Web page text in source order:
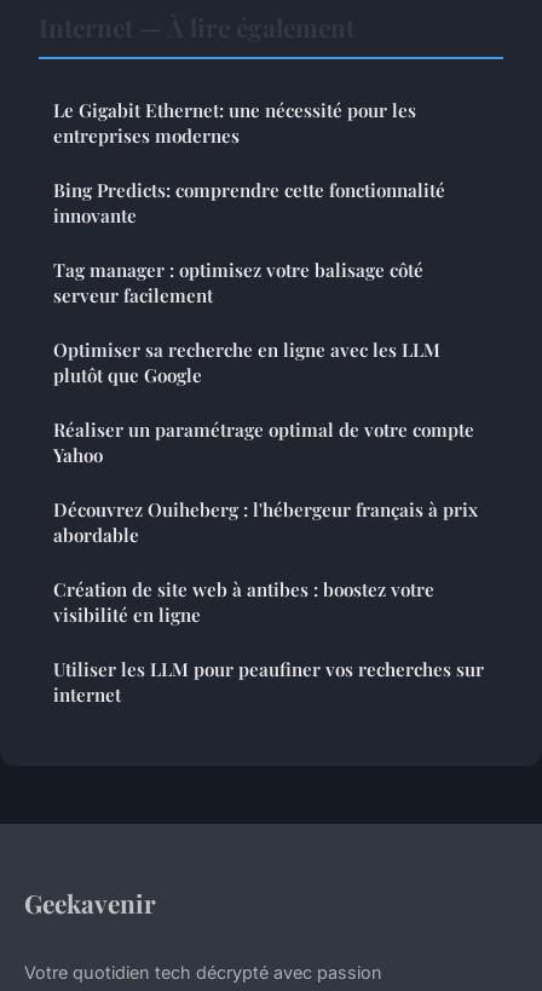
Le Gigabit Ethernet: une nécessité pour les
entreprises modernes
Bing Predicts: comprendre cette fonctionnalité
innovante
Tag manager : optimisez votre balisage côté
serveur facilement
Optimiser sa recherche en ligne avec les LLM
plutôt que Google
Réaliser un paramétrage optimal de votre compte
Yahoo
Découvrez Ouiheberg : l'hébergeur français à prix
abordable
Création de site web à antibes : boostez votre
visibilité en ligne
Utiliser les LLM pour peaufiner vos recherches sur
internet
Geekavenir
Votre quotidien tech décrypté avec passion